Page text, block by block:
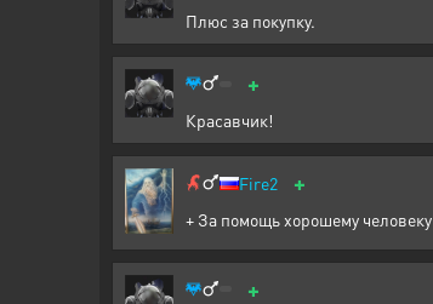
Плюс за покупку.
+
Красавчик!
Fire2 +
+ За помощь хорошему человеку
+